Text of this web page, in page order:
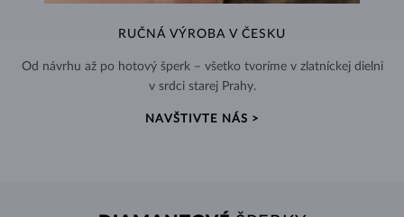
RUČNÁ VÝROBA V ČESKU
Od návrhu až po hotový šperk – všetko tvoríme v zlatníckej dielni
v srdci starej Prahy.
NAVŠTIVTE NÁS >